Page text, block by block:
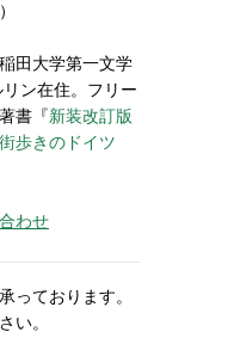
田大学第一文学
ン在住。フリー
書『新装改訂版
街歩きのドイツ
わせ
っております。
い。